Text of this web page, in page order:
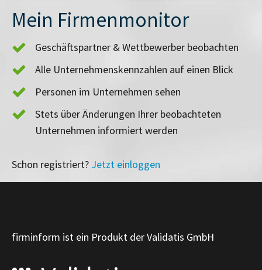
Mein Firmenmonitor
Geschäftspartner & Wettbewerber beobachten
Alle Unternehmenskennzahlen auf einen Blick
Personen im Unternehmen sehen
Stets über Änderungen Ihrer beobachteten
Unternehmen informiert werden
Schon registriert? Jetzt einloggen
firminform ist ein Produkt der Validatis GmbH